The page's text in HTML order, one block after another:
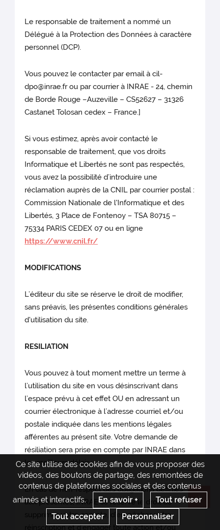
Le responsable de traitement a nommé un
Délégué à la Protection des Données à caractère
personnel (DCP).
Vous pouvez le contacter par email à cil-
dpo@inrae.fr ou par courrier à INRAE - 24, chemin
de Borde Rouge –Auzeville – CS52627 – 31326
Castanet Tolosan cedex – France.]
Si vous estimez, après avoir contacté le
responsable de traitement, que vos droits
Informatique et Libertés ne sont pas respectés,
vous avez la possibilité d’introduire une
réclamation auprès de la CNIL par courrier postal :
Commission Nationale de l'Informatique et des
Libertés, 3 Place de Fontenoy – TSA 80715 –
75334 PARIS CEDEX 07 ou en ligne
https://www.cnil.fr/
MODIFICATIONS
L’éditeur du sitese réserve le droit de modifier,
sans préavis, les présentes conditions générales
d'utilisation du site.
RESILIATION
Vous pouvez à tout moment mettre un terme à
l’utilisation du site en vous désinscrivant dans
l’espace prévu à cet effet OU en adressant un
courrier électronique à l’adresse courriel et/ou
postale indiquée dans les mentions légales
afférentes au présent site. Votre demande de
résiliation sera prise en compte par INRAE dans
les meilleurs délais.
En cas de non-respect des obligations définies
aux présentes, INRAE se réserve le droit de
supprimer votre compte, d’empêcher votre
réinscription et d’engager toute action et/ou
Ce site utilise des cookies afin de vous proposer des
vidéos, des boutons de partage, des remontées de
contenus de plateformes sociales et des contenus
animés et interactifs.
En savoir +
Tout refuser
Tout accepter
Personnaliser